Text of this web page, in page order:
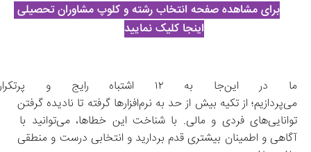
برای مشاهده صفحه انتخاب رشته و کلوپ مشاوران تحصیلی
اینجا کلیک نمایید
ما در این‌جا به ۱۲ اشتباه
می‌پردازیم؛ از تکیه بیش از حد به نرم‌افزارها گرفته تا نادیده گرفتن
توانایی‌های فردی و مالی. با شناخت این خطاها، می‌توانید با
آگاهی و اطمینان بیشتری قدم بردارید و انتخابی درست و منطقی